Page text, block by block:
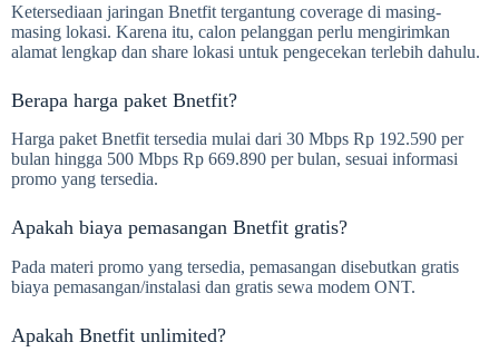
Ketersediaan jaringan Bnetfit tergantung coverage di masing-
masing lokasi. Karena itu, calon pelanggan perlu mengirimkan
alamat lengkap dan share lokasi untuk pengecekan terlebih dahulu.
Berapa harga paket Bnetfit?
Harga paket Bnetfit tersedia mulai dari 30 Mbps Rp 192.590 per
bulan hingga 500 Mbps Rp 669.890 per bulan, sesuai informasi
promo yang tersedia.
Apakah biaya pemasangan Bnetfit gratis?
Pada materi promo yang tersedia, pemasangan disebutkan gratis
biaya pemasangan/instalasi dan gratis sewa modem ONT.
Apakah Bnetfit unlimited?